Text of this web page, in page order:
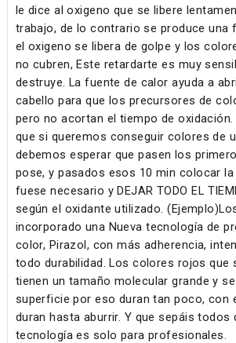
le dice al oxigeno que se libere
trabajo, de lo contrario se produce una
el oxigeno se libera de golpe y los
no cubren, Este retardarte es muy
destruye. La fuente de calor ayuda a
cabello para que los precursores de
pero no acortan el tiempo de
que si queremos conseguir colores de
debemos esperar que pasen los
pose, y pasados esos 10 min colocar
fuese necesario y DEJAR TODO EL
según el oxidante utilizado.
incorporado una Nueva tecnología de
color, Pirazol, con más adherencia,
todo durabilidad. Los colores rojos que
tienen un tamaño molecular grande y
superficie por eso duran tan poco, con
duran hasta aburrir. Y que sepáis todos
tecnología es solo para profesionales.